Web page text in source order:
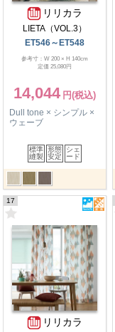
リリカラ
LIETA（VOL.3）
ET546～ET548
参考寸：W 200 × H 140cm
定価 25,080円
14,044
Dull tone × シンプル ×
ウェーブ
標準
縫製
形態
安定
シェ
ード
17
リリカラ